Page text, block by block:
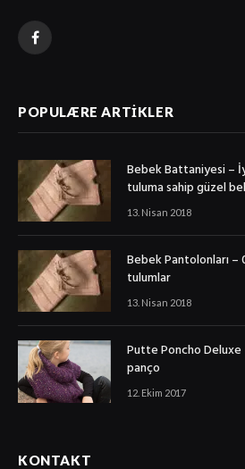
Facebook
POPULÆRE ARTIKLER
Bebek Battaniyesi –
tuluma sahip güzel
13. Nisan 2018
Bebek Pantolonları –
tulumlar
13. Nisan 2018
Putte Poncho
panço
12. Ekim 2017
KONTAKT